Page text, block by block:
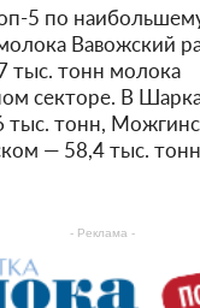
5 по
Вавожский
тыс. тонн молока
секторе. В
тыс. тонн,
— 58,4 тыс.
- Реклама -